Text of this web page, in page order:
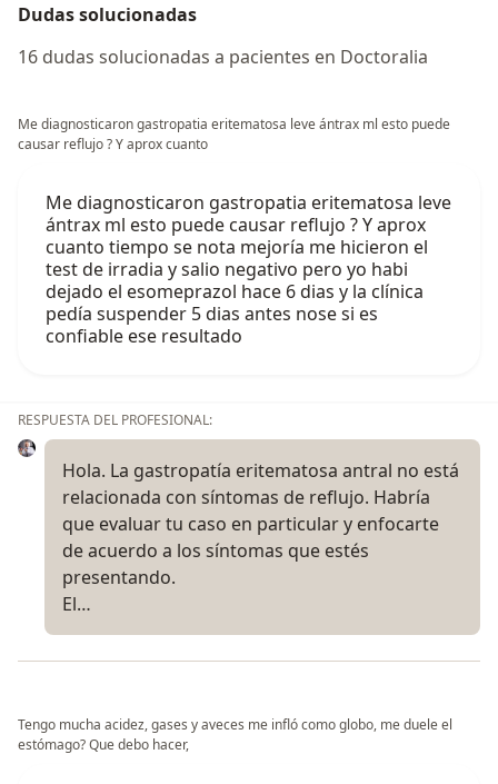
Dudas solucionadas
16 dudas solucionadas a pacientes en Doctoralia
Me diagnosticaron gastropatia eritematosa leve ántrax ml esto puede
causar reflujo ? Y aprox cuanto
Me diagnosticaron gastropatia eritematosa leve
ántrax ml esto puede causar reflujo ? Y aprox
cuanto tiempo se nota mejoría me hicieron el
test de irradia y salio negativo pero yo habi
dejado el esomeprazol hace 6 dias y la clínica
pedía suspender 5 dias antes nose si es
confiable ese resultado
RESPUESTA DEL PROFESIONAL:
Hola. La gastropatía eritematosa antral no está
relacionada con síntomas de reflujo. Habría
que evaluar tu caso en particular y enfocarte
de acuerdo a los síntomas que estés
presentando.
El…
Tengo mucha acidez, gases y aveces me infló como globo, me duele el
estómago? Que debo hacer,